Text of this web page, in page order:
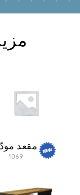
مقعد
1069